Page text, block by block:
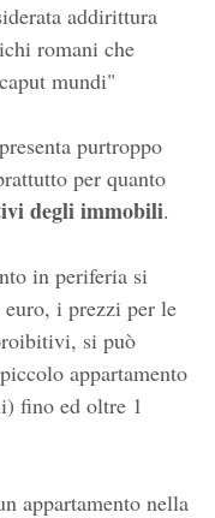
addirittura
romani che
mundi"
purtroppo
per quanto
degli immobili.
in periferia si
euro, i prezzi per le
si può
appartamento
fino ed oltre 1
appartamento nella